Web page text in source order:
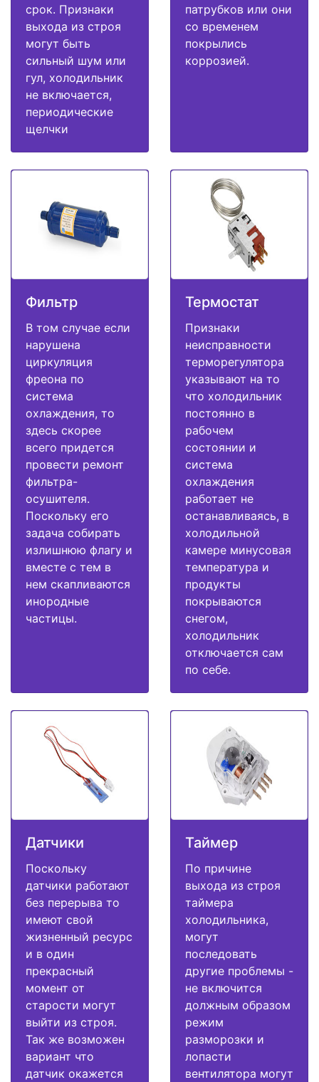
срок. Признаки
выхода из строя
могут быть
сильный шум или
гул, холодильник
не включается,
периодические
щелчки
патрубков или они
со временем
покрылись
коррозией.
Фильтр
В том случае если
нарушена
циркуляция
фреона по
система
охлаждения, то
здесь скорее
всего придется
провести ремонт
фильтра-
осушителя.
Поскольку его
задача собирать
излишнюю флагу и
вместе с тем в
нем скапливаются
инородные
частицы.
Термостат
Признаки
неисправности
терморегулятора
указывают на то
что холодильник
постоянно в
рабочем
состоянии и
система
охлаждения
работает не
останавливаясь, в
холодильной
камере минусовая
температура и
продукты
покрываются
снегом,
холодильник
отключается сам
по себе.
Датчики
Поскольку
датчики работают
без перерыва то
имеют свой
жизненный ресурс
и в один
прекрасный
момент от
старости могут
выйти из строя.
Так же возможен
вариант что
датчик окажется
Таймер
По причине
выхода из строя
таймера
холодильника,
могут
последовать
другие проблемы -
не включится
должным образом
режим
разморозки и
лопасти
вентилятора могут